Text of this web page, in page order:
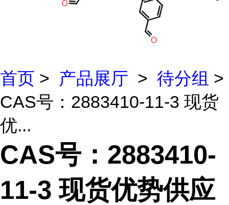
首页 > 产品展厅 > 待分组 >
CAS号：2883410-11-3 现货
优...
CAS号：2883410-
11-3 现货优势供应